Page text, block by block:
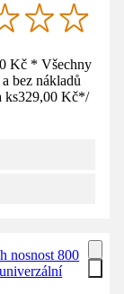
Kč * Všechny
bez nákladů
ks329,00 Kč*/
nosnost 800